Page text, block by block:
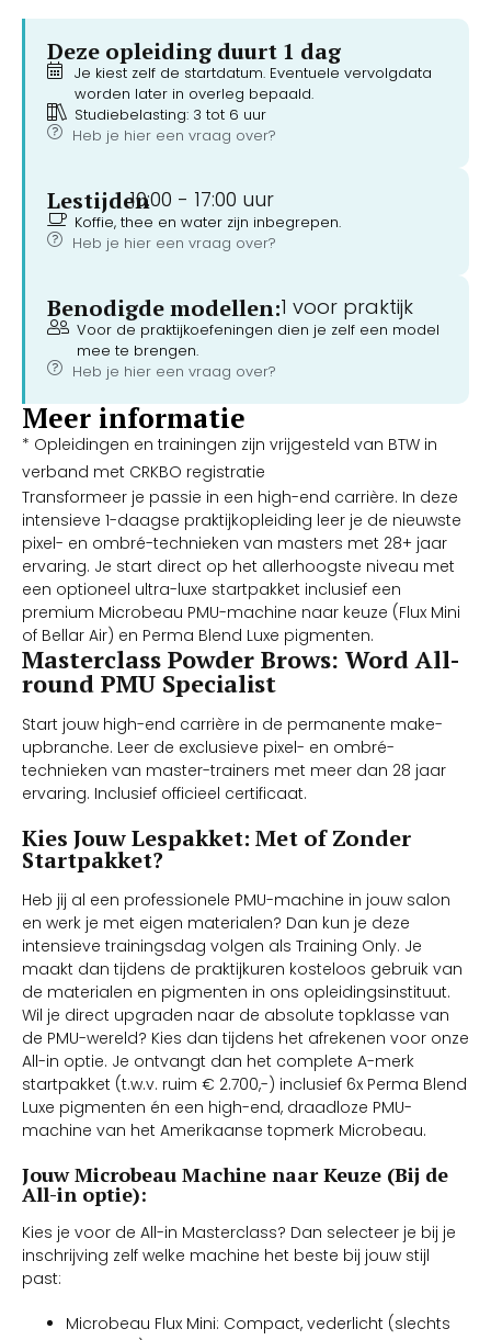
Deze opleiding duurt 1 dag
Je kiest zelf de startdatum. Eventuele vervolgdata
worden later in overleg bepaald.
Studiebelasting: 3 tot 6 uur
Heb je hier een vraag over?
Lestijden10:00 - 17:00 uur
Koffie, thee en water zijn inbegrepen.
Heb je hier een vraag over?
Benodigde modellen:1 voor praktijk
Voor de praktijkoefeningen dien je zelf een model
mee te brengen.
Heb je hier een vraag over?
Meer informatie
* Opleidingen en trainingen zijn vrijgesteld van BTW in
verband met CRKBO registratie
Transformeer je passie in een high-end carrière. In deze
intensieve 1-daagse praktijkopleiding leer je de nieuwste
pixel- en ombré-technieken van masters met 28+ jaar
ervaring. Je start direct op het allerhoogste niveau met
een optioneel ultra-luxe startpakket inclusief een
premium Microbeau PMU-machine naar keuze (Flux Mini
of Bellar Air) en Perma Blend Luxe pigmenten.
Masterclass Powder Brows: Word All-
round PMU Specialist
Start jouw high-end carrière in de permanente make-
upbranche. Leer de exclusieve pixel- en ombré-
technieken van master-trainers met meer dan 28 jaar
ervaring. Inclusief officieel certificaat.
Kies Jouw Lespakket: Met of Zonder
Startpakket?
Heb jij al een professionele PMU-machine in jouw salon
en werk je met eigen materialen? Dan kun je deze
intensieve trainingsdag volgen als Training Only. Je
maakt dan tijdens de praktijkuren kosteloos gebruik van
de materialen en pigmenten in ons opleidingsinstituut.
Wil je direct upgraden naar de absolute topklasse van
de PMU-wereld? Kies dan tijdens het afrekenen voor onze
All-in optie. Je ontvangt dan het complete A-merk
startpakket (t.w.v. ruim € 2.700,-) inclusief 6x Perma Blend
Luxe pigmenten én een high-end, draadloze PMU-
machine van het Amerikaanse topmerk Microbeau.
Jouw Microbeau Machine naar Keuze (Bij de
All-in optie):
Kies je voor de All-in Masterclass? Dan selecteer je bij je
inschrijving zelf welke machine het beste bij jouw stijl
past:
Microbeau Flux Mini: Compact, vederlicht (slechts